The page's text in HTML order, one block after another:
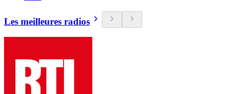
Les meilleures radios